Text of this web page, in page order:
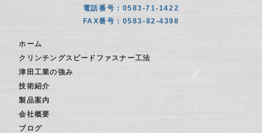
電話番号：0583-71-1422
FAX番号：0583-82-4398
ホーム
クリンチングスピードファスナー工法
津田工業の強み
技術紹介
製品案内
会社概要
ブログ